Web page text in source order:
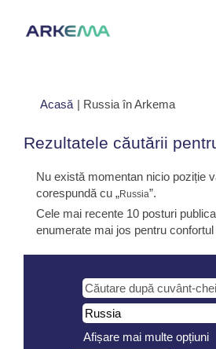
Acasă | Russia în Arkema(pagina
Rezultatele căutării
Nu există momentan nicio poziție
corespundă cu „Russia”.
Cele mai recente 10 posturi
enumerate mai jos pentru
Afișare mai multe opțiuni